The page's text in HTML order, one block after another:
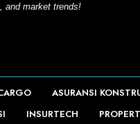
and market trends!
ASURANSI
INSURTECH